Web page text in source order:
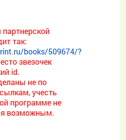
так:
books/509674/?
звезочек
id.
не по
учесть
программе не
возможным.